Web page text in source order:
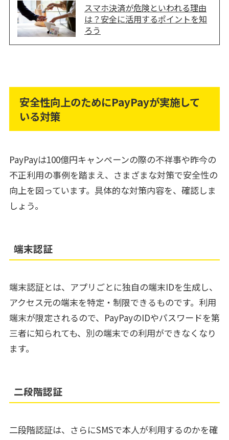
スマホ決済が危険といわれる理由
は？安全に活用するポイントを知
ろう
安全性向上のためにPayPayが実施して
いる対策
PayPayは100億円キャンペーンの際の不祥事や昨今の
不正利用の事例を踏まえ、さまざまな対策で安全性の
向上を図っています。具体的な対策内容を、確認しま
しょう。
端末認証
端末認証とは、アプリごとに独自の端末IDを生成し、
アクセス元の端末を特定・制限できるものです。利用
端末が限定されるので、PayPayのIDやパスワードを第
三者に知られても、別の端末での利用ができなくなり
ます。
二段階認証
二段階認証は、さらにSMSで本人が利用するのかを確